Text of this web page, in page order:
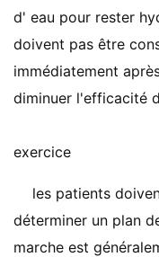
d' eau pour rester
doivent pas être
immédiatement
diminuer l'efficacité
exercice
les patients
déterminer un plan
marche est